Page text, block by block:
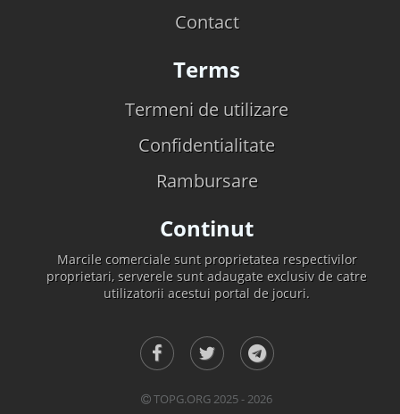
Contact
Terms
Termeni de utilizare
Confidentialitate
Rambursare
Continut
Marcile comerciale sunt proprietatea respectivilor
proprietari, serverele sunt adaugate exclusiv de catre
utilizatorii acestui portal de jocuri.
TOPG.ORG 2025 - 2026